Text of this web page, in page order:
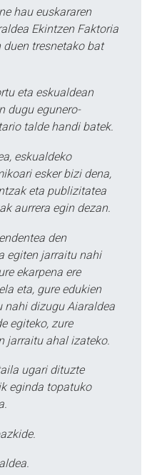
hau euskararen
Ekintzen Faktoria
tresnetako bat
eta eskualdean
dugu egunero-
talde handi batek.
eskualdeko
esker bizi dena,
eta publizitatea
aurrera egin dezan.
den
egiten jarraitu nahi
ekarpena ere
eta, gure edukien
nahi dizugu Aiaraldea
egiteko, zure
jarraitu ahal izateko.
ugari dituzte
eginda topatuko